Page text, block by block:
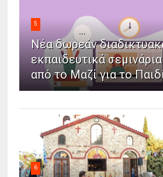
5
Νέα δωρεάν
εκπαιδευτικά
από το Μαζί για το
6